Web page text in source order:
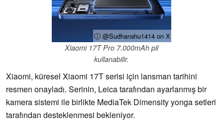
ⓘ @Sudhanshu1414 on X
Xiaomi 17T Pro 7.000mAh pil
kullanabilir.
Xiaomi, küresel Xiaomi 17T serisi için lansman tarihini
resmen onayladı. Serinin, Leica tarafından ayarlanmış bir
kamera sistemi ile birlikte MediaTek Dimensity yonga setleri
tarafından desteklenmesi bekleniyor.